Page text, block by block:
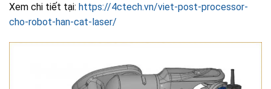
Xem chi tiết tại: https://4ctech.vn/viet-post-processor-
cho-robot-han-cat-laser/